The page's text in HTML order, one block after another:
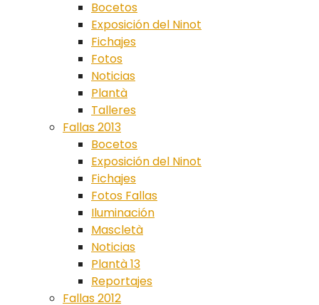
Bocetos
Exposición del Ninot
Fichajes
Fotos
Noticias
Plantà
Talleres
Fallas 2013
Bocetos
Exposición del Ninot
Fichajes
Fotos Fallas
Iluminación
Mascletà
Noticias
Plantà 13
Reportajes
Fallas 2012